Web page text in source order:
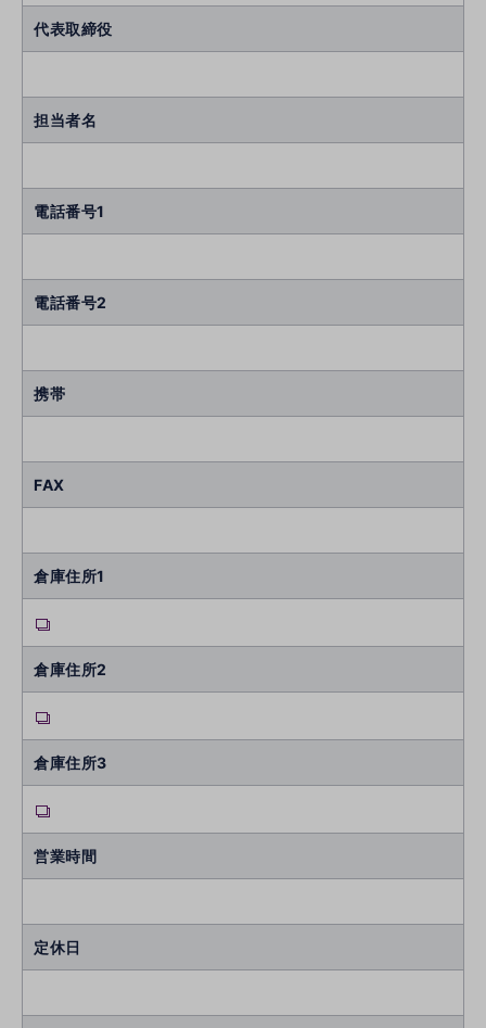
代表取締役
担当者名
電話番号1
電話番号2
携帯
FAX
倉庫住所1
倉庫住所2
倉庫住所3
営業時間
定休日